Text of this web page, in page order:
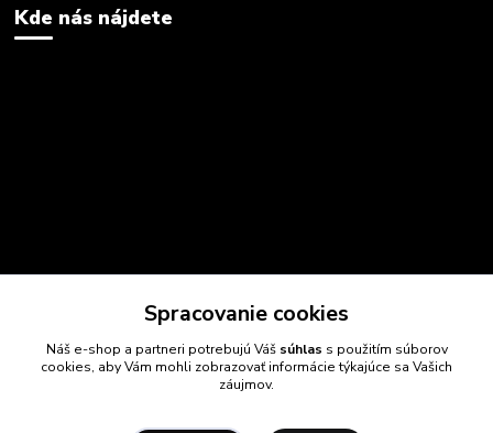
Kde nás nájdete
Spracovanie cookies
Náš e-shop a partneri potrebujú Váš súhlas s použitím súborov
cookies, aby Vám mohli zobrazovať informácie týkajúce sa Vašich
záujmov.